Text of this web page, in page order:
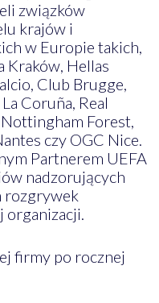
związków
krajów i
w Europie takich,
Kraków, Hellas
Club Brugge,
Coruña, Real
Forest,
czy OGC Nice.
Partnerem UEFA
nadzorujących
rozgrywek
organizacji.
firmy po rocznej